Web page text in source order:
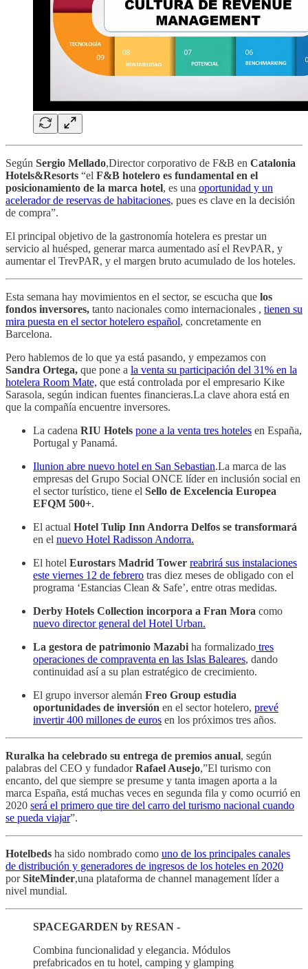
Según Sergio Mellado,Director corporativo de F&B en Catalonia
Hotels&Resorts “el F&B hotelero es fundamental en el
posicionamiento de la marca hotel, es una oportunidad y un
acelerador de reservas de habitaciones, pues es clave en la decisión
de compra”.
El principal objetivo de la gastronomía hotelera es prestar un
servicio al huésped, generar marca aumentado así el RevPAR, y
aumentar el TrevPAR, y el margen bruto acumulado de los hoteles.
Esta semana hay movimientos en el sector, se escucha que los
fondos inversores, tanto nacionales como internacionales , tienen su
mira puesta en el sector hotelero español, concretamente en
Barcelona.
Pero hablemos de lo que ya está pasando, y empezamos con
Sandra Ortega, que pone a la venta su participación del 31% en la
hotelera Room Mate, que está controlada por el empresario Kike
Sarasola, según indican fuentes financieras.La clave ahora está en
que la compañía encuentre inversores.
La cadena RIU Hotels pone a la venta tres hoteles en España,
Portugal y Panamá.
Ilunion abre nuevo hotel en San Sebastian.La marca de las
empresas del Grupo Social ONCE líder en inclusión social en
el sector turístico, tiene el Sello de Excelencia Europea
EFQM 500+.
El actual Hotel Tulip Inn Andorra Delfos se transformará
en el nuevo Hotel Radisson Andorra.
El hotel Eurostars Madrid Tower reabrirá sus instalaciones
este viernes 12 de febrero tras diez meses de obligado con el
programa ‘Estancias Clean & Safe’, entre otras medidas.
Derby Hotels Collection incorpora a Fran Mora como
nuevo director general del Hotel Urban.
La gestora de patrimonio Mazabi ha formalizado tres
operaciones de compraventa en las Islas Baleares, dando
continuidad así a su plan estratégico de crecimiento.
El grupo inversor alemán Freo Group estudia
oportunidades de inversión en el sector hotelero, prevé
invertir 400 millones de euros en los próximos tres años.
Ruralka ha celebrado su entrega de premios anual, según
palabras del CEO y fundadorRafael Ausejo,”El turismo con
encanto, del que siempre se presume y tanta imagen aporta a la
marca España, está muchas veces en segunda fila y como ocurrió en
2020 será el primero que tire del carro del turismo nacional cuando
se pueda viajar”.
Hotelbeds ha sido nombrado como uno de los principales canales
de distribución y generadores de ingresos de los hoteles en 2020
porSiteMinder,una plataforma de channel management líder a
nivel mundial.
SPACEGARDEN by RESAN -
Combina funcionalidad y elegancia. Módulos
prefabricados en tu hotel, camping y glamping